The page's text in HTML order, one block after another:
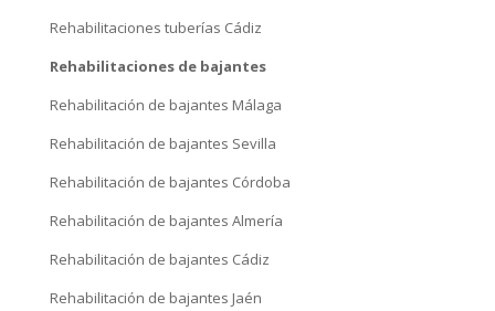
Rehabilitaciones tuberías Cádiz
Rehabilitaciones de bajantes
Rehabilitación de bajantes Málaga
Rehabilitación de bajantes Sevilla
Rehabilitación de bajantes Córdoba
Rehabilitación de bajantes Almería
Rehabilitación de bajantes Cádiz
Rehabilitación de bajantes Jaén